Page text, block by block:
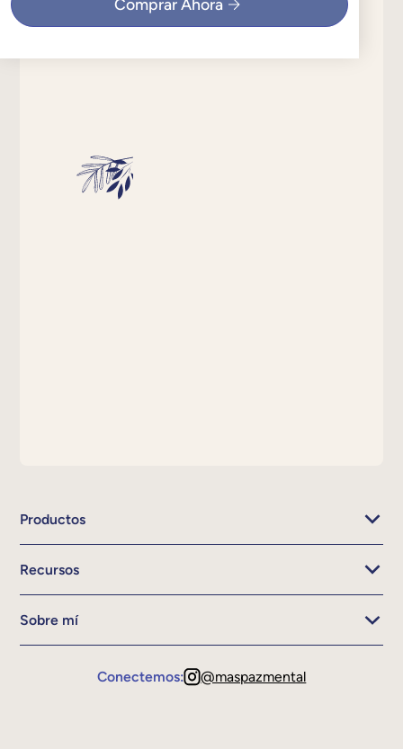
Comprar Ahora
Productos
Recursos
Sobre mí
Conectemos: @maspazmental